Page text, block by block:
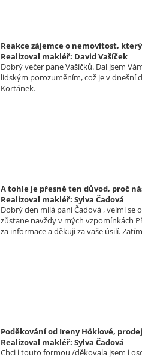
Reakce zájemce o nemovitost,
Realizoval makléř: David Vašíček
Dobrý večer pane Vašíčků. Dal jsem
lidským porozuměním, což je v dnešní
Kortánek.
A tohle je přesně ten důvod, proč
Realizoval makléř: Sylva Čadová
Dobrý den milá paní Čadová , velmi
zůstane navždy v mých vzpomínkách
za informace a děkuji za vaše úsilí.
Poděkování od Ireny Höklové,
Realizoval makléř: Sylva Čadová
Chci i touto formou /děkovala jsem i